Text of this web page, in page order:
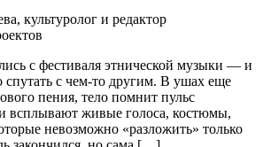
культуролог и редактор
с фестиваля этнической музыки — и
спутать с чем-то другим. В ушах еще
пения, тело помнит пульс
всплывают живые голоса, костюмы,
невозможно «разложить» только